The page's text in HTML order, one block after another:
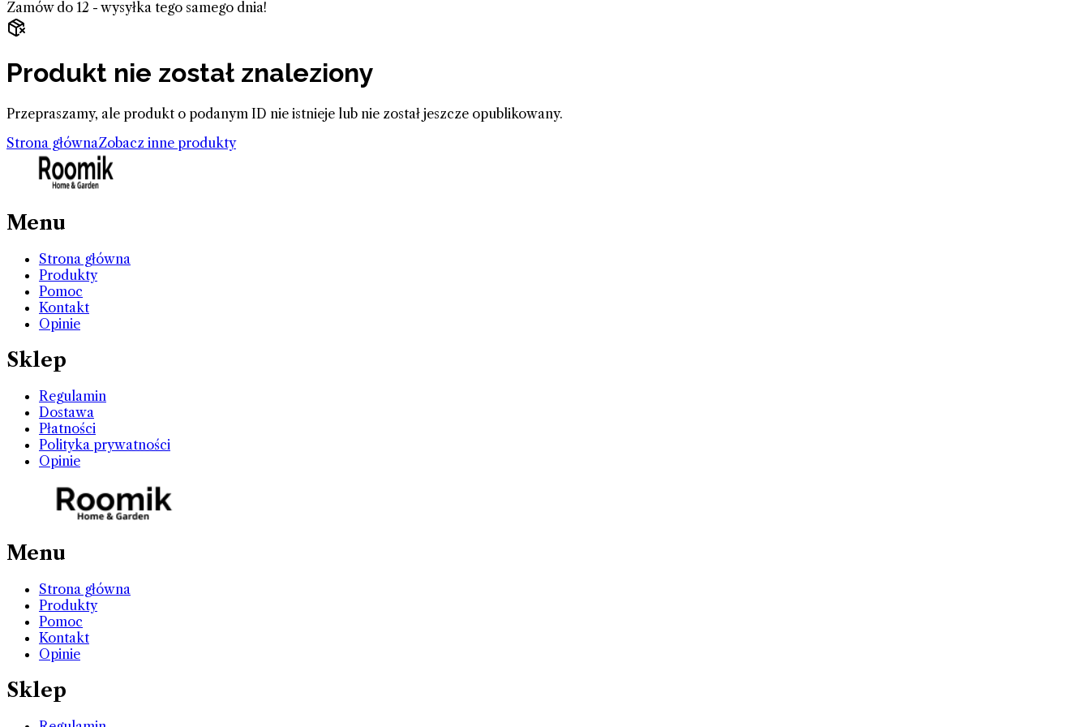
Zamów do 12 - wysyłka tego samego dnia!
Produkt nie został znaleziony
Przepraszamy, ale produkt o podanym ID nie istnieje lub nie został jeszcze opublikowany.
Strona głównaZobacz inne produkty
Menu
Strona główna
Produkty
Pomoc
Kontakt
Opinie
Sklep
Regulamin
Dostawa
Płatności
Polityka prywatności
Opinie
Menu
Strona główna
Produkty
Pomoc
Kontakt
Opinie
Sklep